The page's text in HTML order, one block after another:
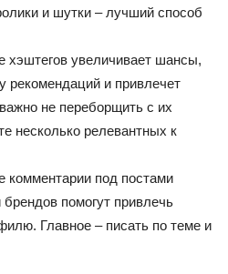
и шутки – лучший способ
хэштегов увеличивает шансы,
рекомендаций и привлечет
не переборщить с их
несколько релевантных к
комментарии под постами
помогут привлечь
Главное – писать по теме и